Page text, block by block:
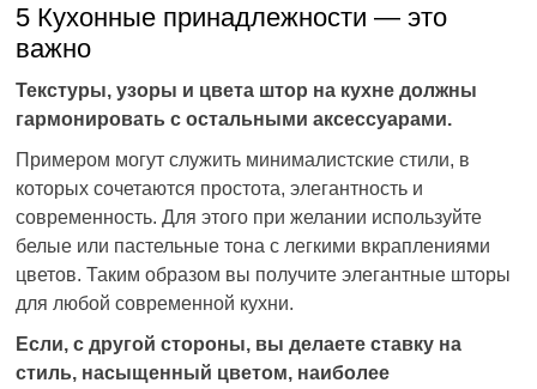
5 Кухонные принадлежности — это
важно
Текстуры, узоры и цвета штор на кухне должны
гармонировать с остальными аксессуарами.
Примером могут служить минималистские стили, в
которых сочетаются простота, элегантность и
современность. Для этого при желании используйте
белые или пастельные тона с легкими вкраплениями
цветов. Таким образом вы получите элегантные шторы
для любой современной кухни.
Если, с другой стороны, вы делаете ставку на
стиль, насыщенный цветом, наиболее